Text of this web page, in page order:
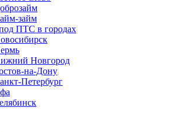
займ
ПТС в городах
Новгород
на-Дону
Петербург